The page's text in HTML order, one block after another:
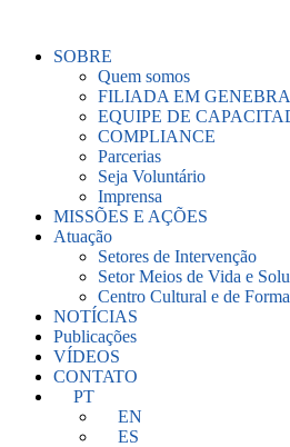
SOBRE
Quem somos
FILIADA EM GENEBRA
EQUIPE DE
COMPLIANCE
Parcerias
Seja Voluntário
Imprensa
MISSÕES E AÇÕES
Atuação
Setores de Intervenção
Setor Meios de Vida e
Centro Cultural e de
NOTÍCIAS
Publicações
VÍDEOS
CONTATO
PT
EN
ES